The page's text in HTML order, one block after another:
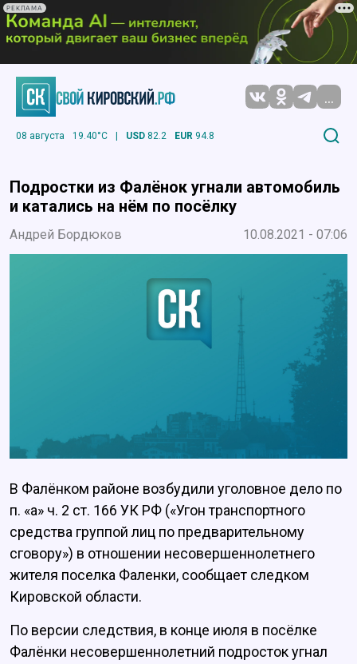
РЕКЛАМА
...
08 августа 19.40°C | USD 82.2 EUR 94.8
Подростки из Фалёнок угнали автомобиль
и катались на нём по посёлку
Андрей Бордюков 10.08.2021 - 07:06
В Фалёнком районе возбудили уголовное дело по
п. «а» ч. 2 ст. 166 УК РФ («Угон транспортного
средства группой лиц по предварительному
сговору») в отношении несовершеннолетнего
жителя поселка Фаленки, сообщает следком
Кировской области.
По версии следствия, в конце июля в посёлке
Фалёнки несовершеннолетний подросток угнал